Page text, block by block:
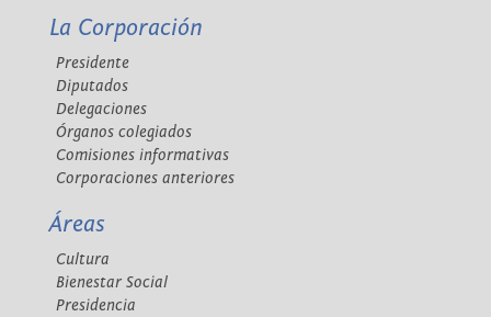
La Corporación
Presidente
Diputados
Delegaciones
Órganos colegiados
Comisiones informativas
Corporaciones anteriores
Áreas
Cultura
Bienestar Social
Presidencia